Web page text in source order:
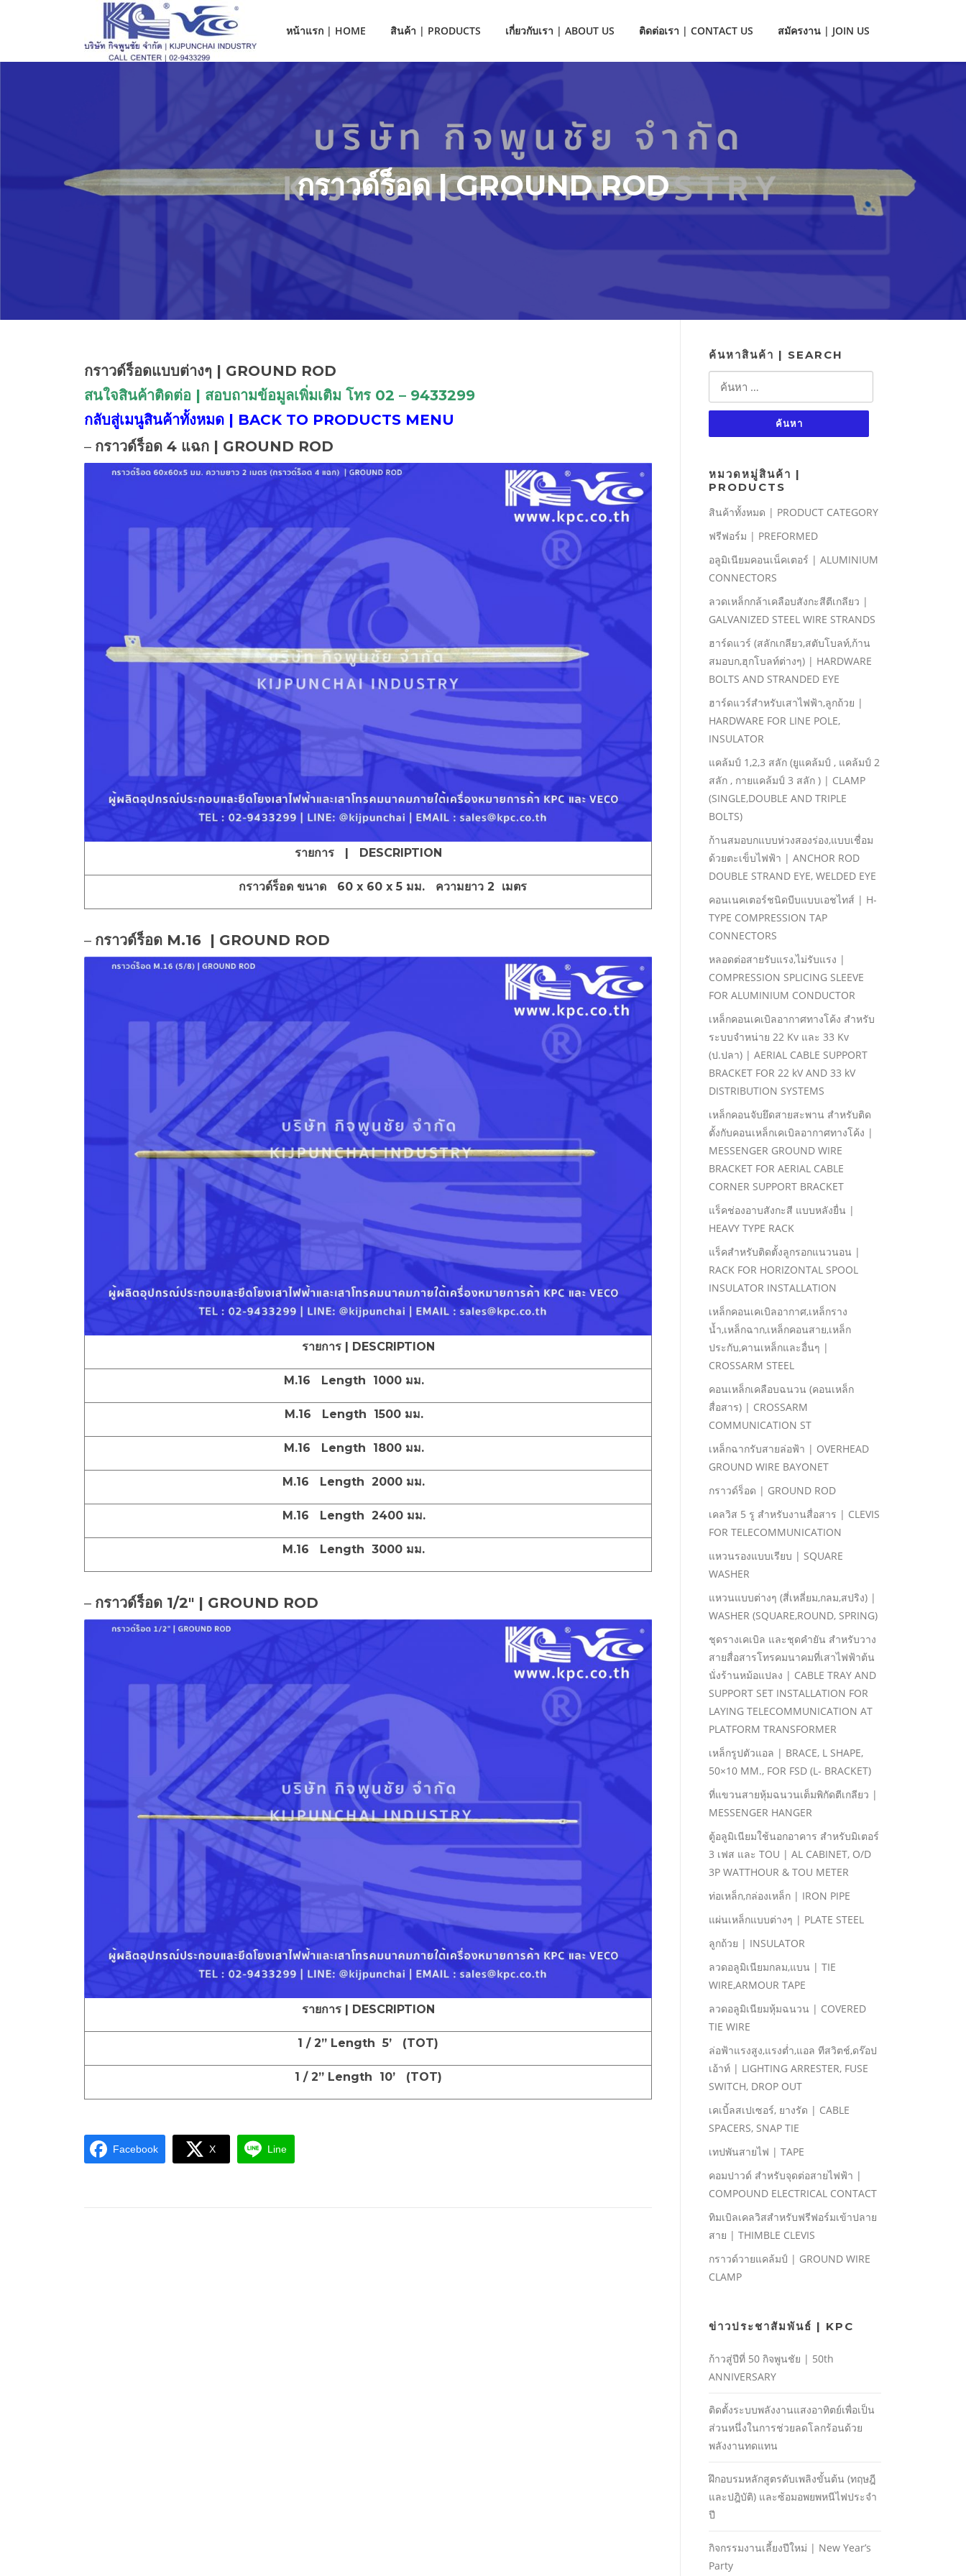
เนื้อหา
หน้าแรก | HOME สินค้า | PRODUCTS เกี่ยวกับเรา | ABOUT US ติดต่อเรา | CONTACT US สมัครงาน | JOIN US
กราวด์ร็อด | GROUND ROD
กราวด์ร็อดแบบต่างๆ | GROUND ROD
สนใจสินค้าติดต่อ | สอบถามข้อมูลเพิ่มเติม โทร 02 – 9433299
กลับสู่เมนูสินค้าทั้งหมด | BACK TO PRODUCTS MENU
– กราวด์ร็อด 4 แฉก | GROUND ROD
รายการ | DESCRIPTION
กราวด์ร็อด ขนาด 60 x 60 x 5 มม. ความยาว 2 เมตร
– กราวด์ร็อด M.16 | GROUND ROD
รายการ | DESCRIPTION
M.16 Length 1000 มม.
M.16 Length 1500 มม.
M.16 Length 1800 มม.
M.16 Length 2000 มม.
M.16 Length 2400 มม.
M.16 Length 3000 มม.
– กราวด์ร็อด 1/2″ | GROUND ROD
รายการ | DESCRIPTION
1 / 2” Length 5’ (TOT)
1 / 2” Length 10’ (TOT)
Facebook X Line
ค้นหาสินค้า | SEARCH
ค้นหา
หมวดหมู่สินค้า |
PRODUCTS
สินค้าทั้งหมด | PRODUCT CATEGORY
ฟรีฟอร์ม | PREFORMED
อลูมิเนียมคอนเน็คเตอร์ | ALUMINIUM
CONNECTORS
ลวดเหล็กกล้าเคลือบสังกะสีตีเกลียว |
GALVANIZED STEEL WIRE STRANDS
ฮาร์ดแวร์ (สลักเกลียว,สตับโบลท์,ก้าน
สมอบก,ฮุกโบลท์ต่างๆ) | HARDWARE
BOLTS AND STRANDED EYE
ฮาร์ดแวร์สําหรับเสาไฟฟ้า,ลูกถ้วย |
HARDWARE FOR LINE POLE,
INSULATOR
แคล้มป์ 1,2,3 สลัก (ยูแคล้มป์ , แคล้มป์ 2
สลัก , กายแคล้มป์ 3 สลัก ) | CLAMP
(SINGLE,DOUBLE AND TRIPLE
BOLTS)
ก้านสมอบกแบบห่วงสองร่อง,แบบเชื่อม
ด้วยตะเข็บไฟฟ้า | ANCHOR ROD
DOUBLE STRAND EYE, WELDED EYE
คอนเนคเตอร์ชนิดบีบแบบเอชไทส์ | H-
TYPE COMPRESSION TAP
CONNECTORS
หลอดต่อสายรับแรง,ไม่รับแรง |
COMPRESSION SPLICING SLEEVE
FOR ALUMINIUM CONDUCTOR
เหล็กคอนเคเบิลอากาศทางโค้ง สําหรับ
ระบบจําหน่าย 22 Kv และ 33 Kv
(ป.ปลา) | AERIAL CABLE SUPPORT
BRACKET FOR 22 kV AND 33 kV
DISTRIBUTION SYSTEMS
เหล็กคอนจับยึดสายสะพาน สําหรับติด
ตั้งกับคอนเหล็กเคเบิลอากาศทางโค้ง |
MESSENGER GROUND WIRE
BRACKET FOR AERIAL CABLE
CORNER SUPPORT BRACKET
แร็คช่องอาบสังกะสี แบบหลังยื่น |
HEAVY TYPE RACK
แร็คสําหรับติดตั้งลูกรอกแนวนอน |
RACK FOR HORIZONTAL SPOOL
INSULATOR INSTALLATION
เหล็กคอนเคเบิลอากาศ,เหล็กราง
นํ้า,เหล็กฉาก,เหล็กคอนสาย,เหล็ก
ประกับ,คานเหล็กและอื่นๆ |
CROSSARM STEEL
คอนเหล็กเคลือบฉนวน (คอนเหล็ก
สื่อสาร) | CROSSARM
COMMUNICATION ST
เหล็กฉากรับสายล่อฟ้า | OVERHEAD
GROUND WIRE BAYONET
กราวด์ร็อด | GROUND ROD
เคลวิส 5 รู สําหรับงานสื่อสาร | CLEVIS
FOR TELECOMMUNICATION
แหวนรองแบบเรียบ | SQUARE
WASHER
แหวนแบบต่างๆ (สี่เหลี่ยม,กลม,สปริง) |
WASHER (SQUARE,ROUND, SPRING)
ชุดรางเคเบิล และชุดคํายัน สําหรับวาง
สายสื่อสารโทรคมนาคมที่เสาไฟฟ้าต้น
นั่งร้านหม้อแปลง | CABLE TRAY AND
SUPPORT SET INSTALLATION FOR
LAYING TELECOMMUNICATION AT
PLATFORM TRANSFORMER
เหล็กรูปตัวแอล | BRACE, L SHAPE,
50×10 MM., FOR FSD (L- BRACKET)
ที่แขวนสายหุ้มฉนวนเต็มพิกัดตีเกลียว |
MESSENGER HANGER
ตู้อลูมิเนียมใช้นอกอาคาร สําหรับมิเตอร์
3 เฟส และ TOU | AL CABINET, O/D
3P WATTHOUR & TOU METER
ท่อเหล็ก,กล่องเหล็ก | IRON PIPE
แผ่นเหล็กแบบต่างๆ | PLATE STEEL
ลูกถ้วย | INSULATOR
ลวดอลูมิเนียมกลม,แบน | TIE
WIRE,ARMOUR TAPE
ลวดอลูมิเนียมหุ้มฉนวน | COVERED
TIE WIRE
ล่อฟ้าแรงสูง,แรงตํ่า,แอล ทีสวิตช์,ดร๊อป
เอ้าท์ | LIGHTING ARRESTER, FUSE
SWITCH, DROP OUT
เคเบิ้ลสเปเซอร์, ยางรัด | CABLE
SPACERS, SNAP TIE
เทปพันสายไฟ | TAPE
คอมปาวด์ สําหรับจุดต่อสายไฟฟ้า |
COMPOUND ELECTRICAL CONTACT
ทิมเบิลเคลวิสสําหรับฟรีฟอร์มเข้าปลาย
สาย | THIMBLE CLEVIS
กราวด์วายแคล้มป์ | GROUND WIRE
CLAMP
ข่าวประชาสัมพันธ์ | KPC
ก้าวสู่ปีที่ 50 กิจพูนชัย | 50th
ANNIVERSARY
ติดตั้งระบบพลังงานแสงอาทิตย์เพื่อเป็น
ส่วนหนึ่งในการช่วยลดโลกร้อนด้วย
พลังงานทดแทน
ฝึกอบรมหลักสูตรดับเพลิงขั้นต้น (ทฤษฎี
และปฎิบัติ) และซ้อมอพยพหนีไฟประจํา
ปี
กิจกรรมงานเลี้ยงปีใหม่ | New Year’s
Party